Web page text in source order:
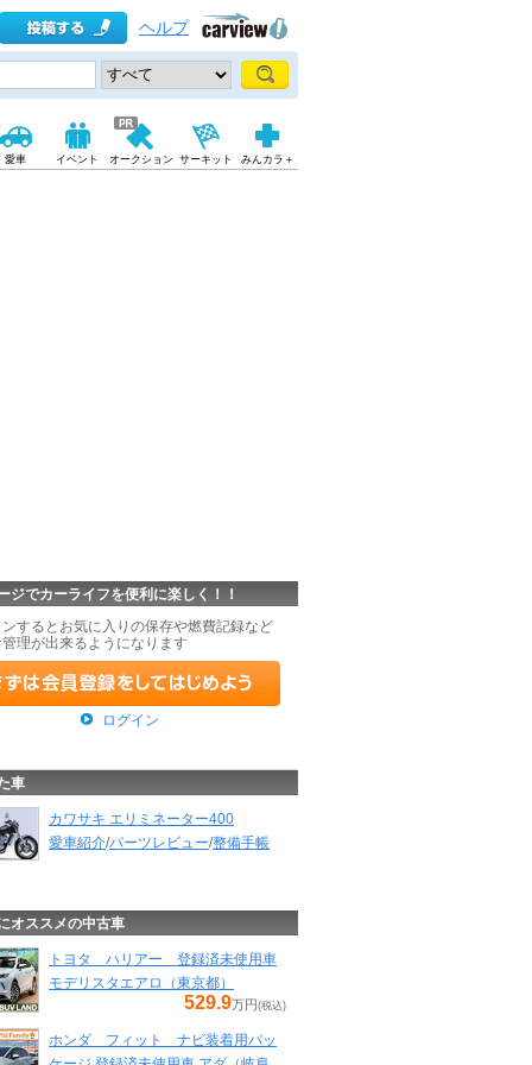
ヘルプ
愛車 イベント オークション サーキット みんカラ＋
ジでカーライフを便利に楽しく！！
するとお気に入りの保存や燃費記録など
理が出来るようになります
ログイン
車
カワサキ エリミネーター400
愛車紹介/パーツレビュー/整備手帳
オススメの中古車
トヨタ ハリアー 登録済未使用車
モデリスタエアロ（東京都）
529.9万円 (税込)
ホンダ フィット ナビ装着用パッ